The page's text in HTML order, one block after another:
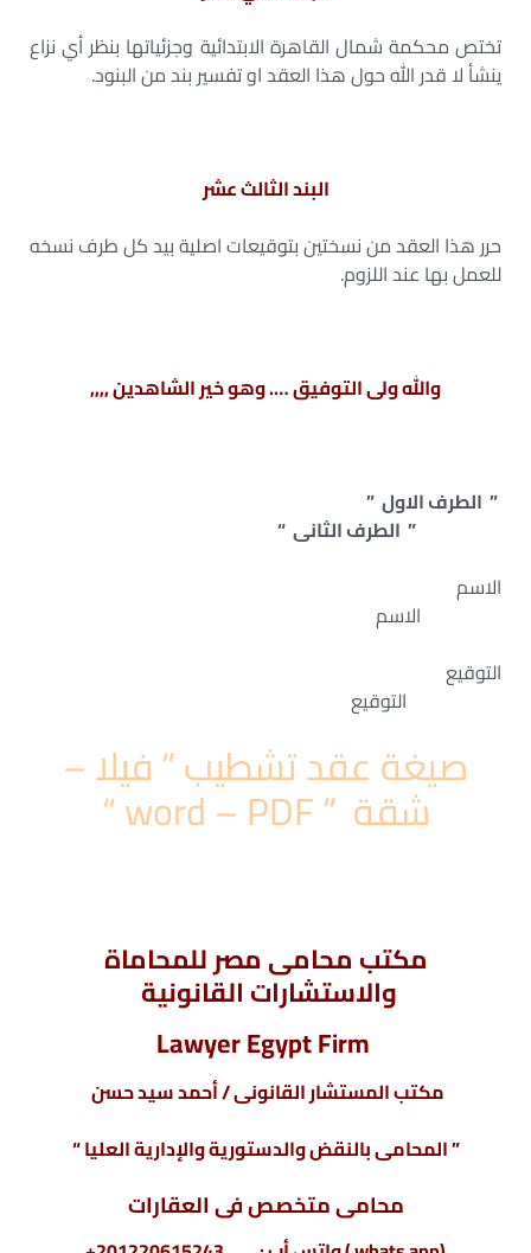
تختص محكمة شمال القاهرة الابتدائية وجزئياتها بنظر أي نزاع
ينشأ لا قدر الله حول هذا العقد او تفسير بند من البنود.
البند الثالث عشر
حرر هذا العقد من نسختين بتوقيعات اصلية بيد كل طرف نسخه
للعمل بها عند اللزوم.
والله ولى التوفيق …. وهو خير الشاهدين ,,,,
” الطرف الاول ”
” الطرف الثانى “
الاسم
الاسم
التوقيع
التوقيع
صيغة عقد تشطيب ” فيلا –
شقة ” word – PDF “
مكتب محامى مصر للمحاماة
والاستشارات القانونية
مكتب المستشار القانونى / أحمد سيد حسن
” المحامى بالنقض والدستورية والإدارية العليا “
محامى متخصص فى العقارات